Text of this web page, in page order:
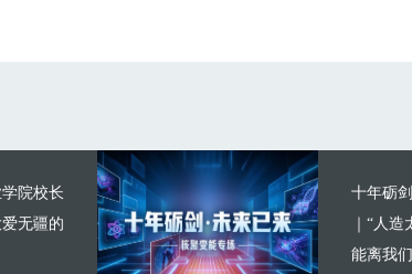
院校长
无疆的
十年砺
｜“人
能离我